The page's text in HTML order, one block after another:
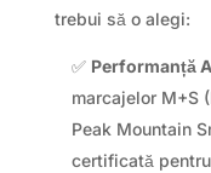
trebui să o alegi:
✅ Performanță
marcajelor M+S
Peak Mountain
certificată